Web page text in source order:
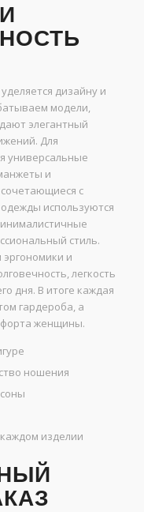
дизайну и
модели,
элегантный
Для
универсальные
и
с
используются
стиль.
эргономики и
легкость
дня. В итоге каждая
гардероба, а
женщины.
ношения
изделии